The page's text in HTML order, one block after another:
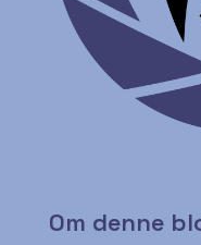
Om denne